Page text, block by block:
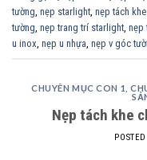
tường, nẹp starlight, nẹp tách
tường, nẹp trang trí starlight, nẹp
u inox, nẹp u nhựa, nẹp v góc
CHUYÊN MỤC CON 1 ,
Nẹp tách khe